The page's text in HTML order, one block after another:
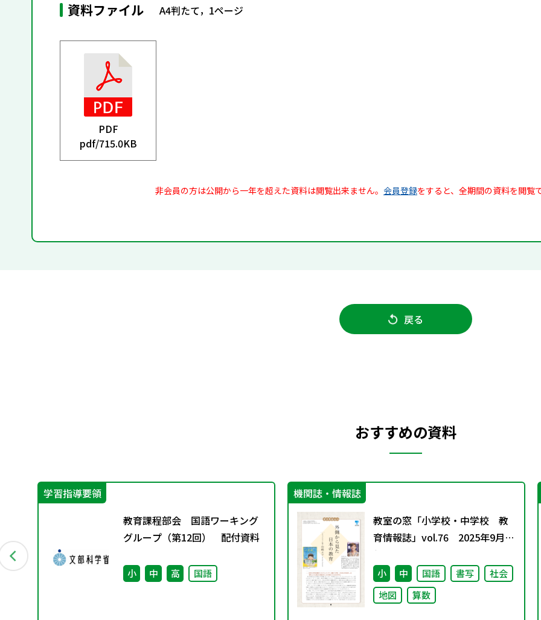
資料ファイル A4判たて，1ページ
PDF
pdf/715.0KB
非会員の方は公開から一年を超えた資料は閲覧出来ません。 会員登録をすると、全期間の資料を閲覧
戻る
おすすめの資料
学習指導要領
教育課程部会 国語ワーキング
グループ（第12回） 配付資料
小 中 高 国語
機関誌・情報誌
教室の窓「小学校・中学校 教
育情報誌」vol.76 2025年9月発
行
小 中 国語 書写
社会
地図
算数